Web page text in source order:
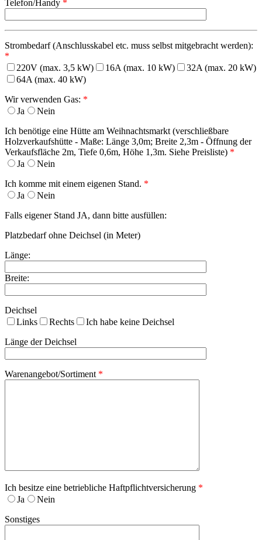
Telefon/Handy *
Strombedarf (Anschlusskabel etc. muss selbst mitgebracht werden):
*
220V (max. 3,5 kW)
16A (max. 10 kW)
32A (max. 20 kW)
64A (max. 40 kW)
Wir verwenden Gas: *
Ja
Nein
Ich benötige eine Hütte am Weihnachtsmarkt (verschließbare
Holzverkaufshütte - Maße: Länge 3,0m; Breite 2,3m - Öffnung der
Verkaufsfläche 2m, Tiefe 0,6m, Höhe 1,3m. Siehe Preisliste) *
Ja
Nein
Ich komme mit einem eigenen Stand. *
Ja
Nein
Falls eigener Stand JA, dann bitte ausfüllen:
Platzbedarf ohne Deichsel (in Meter)
Länge:
Breite:
Deichsel
Links
Rechts
Ich habe keine Deichsel
Länge der Deichsel
Warenangebot/Sortiment *
Ich besitze eine betriebliche Haftpflichtversicherung *
Ja
Nein
Sonstiges